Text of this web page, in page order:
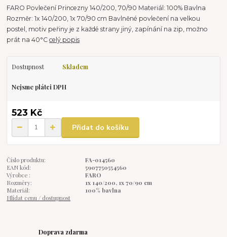
FARO Povlečení Princezny 140/200, 70/90 Materiál: 100% Bavlna
Rozměr: 1x 140/200, 1x 70/90 cm Bavlněné povlečení na velkou
postel, motiv peřiny je z každé strany jiný, zapínání na zip, možno
prát na 40°Ccelý popis
Dostupnost Skladem
Nejsme plátci DPH
523 Kč
Přidat do košíku
Číslo produktu:
FA-014560
EAN kód:
5907750554560
Výrobce :
FARO
Rozměry:
1x 140/200, 1x 70/90 cm
Materiál:
100% bavlna
Hlídat cenu / dostupnost
Doprava zdarma